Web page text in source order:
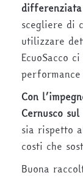
scegliere di
utilizzare
EcuoSacco
Con
Cernusco
sia rispetto
costi che
Buona